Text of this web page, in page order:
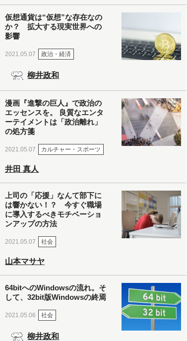
仮想通貨は“仮想”な存在なの
か？ 拡大する現実世界への
影響
2021.05.07 政治・経済
柳井政和
漫画『進撃の巨人』で政治の
エッセンスを。 良質なエンタ
ーテイメントは「政治離れ」
の処方箋
2021.05.07 カルチャー・スポーツ
井田 真人
上司の「応援」なんて部下に
は響かない！？ 今すぐ職場
に導入するべきモチベーショ
ンアップの方法
2021.05.07 社会
山本マサヤ
64bitへのWindowsの流れ。そ
して、32bit版Windowsの終焉
2021.05.06 社会
柳井政和